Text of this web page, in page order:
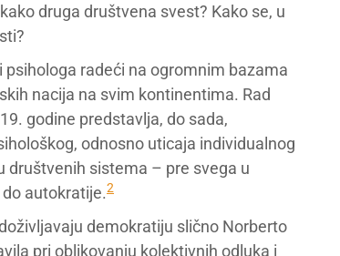
druga društvena svest? Kako se, u
radeći na ogromnim bazama
nacija na svim kontinentima. Rad
godine predstavlja, do sada,
odnosno uticaja individualnog
društvenih sistema – pre svega u
autokratije.2
demokratiju slično Norberto
pri oblikovanju kolektivnih odluka i